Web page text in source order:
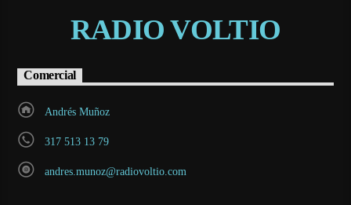
RADIO VOLTIO
Comercial
Andrés Muñoz
317 513 13 79
andres.munoz@radiovoltio.com